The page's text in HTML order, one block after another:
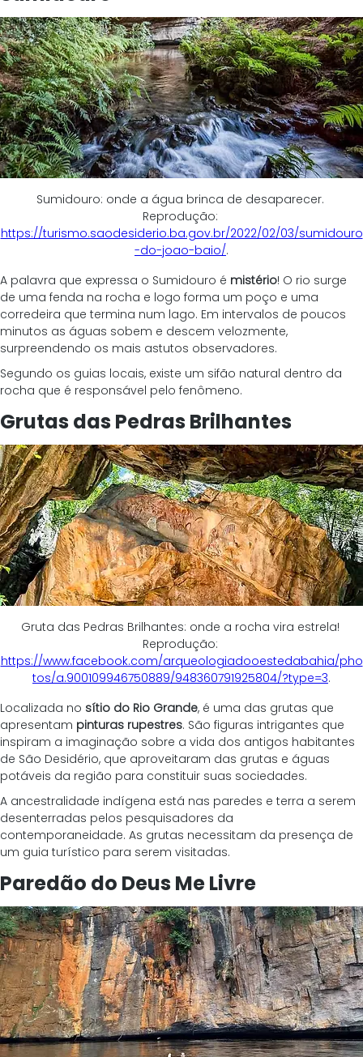
Sumidouro: onde a água brinca de desaparecer.
Reprodução:
https://turismo.saodesiderio.ba.gov.br/2022/02/03/sumidouro
-do-joao-baio/.
A palavra que expressa o Sumidouro é mistério! O rio surge
de uma fenda na rocha e logo forma um poço e uma
corredeira que termina num lago. Em intervalos de poucos
minutos as águas sobem e descem velozmente,
surpreendendo os mais astutos observadores.
Segundo os guias locais, existe um sifão natural dentro da
rocha que é responsável pelo fenômeno.
Grutas das Pedras Brilhantes
Gruta das Pedras Brilhantes: onde a rocha vira estrela!
Reprodução:
https://www.facebook.com/arqueologiadooestedabahia/pho
tos/a.900109946750889/948360791925804/?type=3.
Localizada no sítio do Rio Grande, é uma das grutas que
apresentam pinturas rupestres. São figuras intrigantes que
inspiram a imaginação sobre a vida dos antigos habitantes
de São Desidério, que aproveitaram das grutas e águas
potáveis da região para constituir suas sociedades.
A ancestralidade indígena está nas paredes e terra a serem
desenterradas pelos pesquisadores da
contemporaneidade. As grutas necessitam da presença de
um guia turístico para serem visitadas.
Paredão do Deus Me Livre